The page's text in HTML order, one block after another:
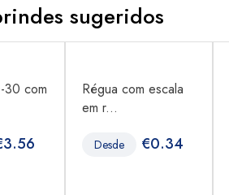
sugeridos
30 com
3.56
Régua com escala
em r...
Desde €0.34